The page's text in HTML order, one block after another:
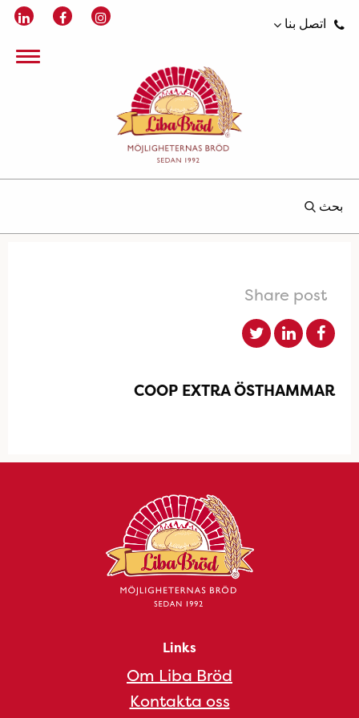
اتصل بنا
بحث
Share post
COOP EXTRA ÖSTHAMMAR
Links
Om Liba Bröd
Kontakta oss